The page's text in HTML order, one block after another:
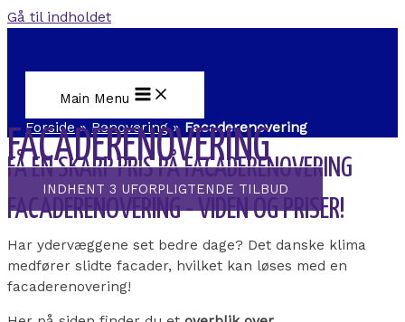
Gå til indholdet
Main Menu
Forside» Renovering» Facaderenovering
FACADERENOVERING
FÅ EN SKARP PRIS PÅ FACADERENOVERING
INDHENT 3 UFORPLIGTENDE TILBUD
FACADERENOVERING - VIDEN OG PRISER!
Har ydervæggene set bedre dage? Det danske klima
medfører slidte facader, hvilket kan løses med en
facaderenovering!